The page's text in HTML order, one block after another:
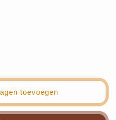
toevoegen